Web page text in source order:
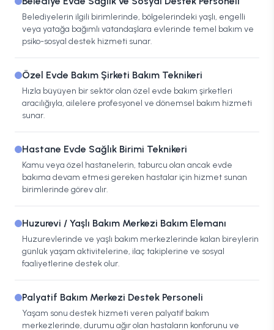
Belediyelerin ilgili birimlerinde, bölgelerindeki yaşlı, engelli
veya yatağa bağımlı vatandaşlara evlerinde temel bakım ve
psiko-sosyal destek hizmeti sunar.
Özel Evde Bakım Şirketi Bakım Teknikeri
Hızla büyüyen bir sektör olan özel evde bakım şirketleri
aracılığıyla, ailelere profesyonel ve dönemsel bakım hizmeti
sunar.
Hastane Evde Sağlık Birimi Teknikeri
Kamu veya özel hastanelerin, taburcu olan ancak evde
bakıma devam etmesi gereken hastalar için hizmet sunan
birimlerinde görev alır.
Huzurevi / Yaşlı Bakım Merkezi Bakım Elemanı
Huzurevlerinde ve yaşlı bakım merkezlerinde kalan bireylerin
günlük yaşam aktivitelerine, ilaç takiplerine ve sosyal
faaliyetlerine destek olur.
Palyatif Bakım Merkezi Destek Personeli
Yaşam sonu destek hizmeti veren palyatif bakım
merkezlerinde, durumu ağır olan hastaların konforunu ve